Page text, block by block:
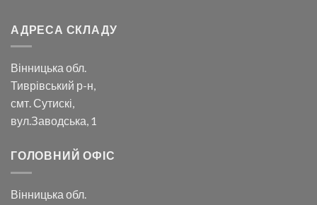
АДРЕСА СКЛАДУ
Вінницька обл.
Тиврівський р-н,
смт. Сутискі,
вул.Заводська, 1
ГОЛОВНИЙ ОФІС
Вінницька обл.